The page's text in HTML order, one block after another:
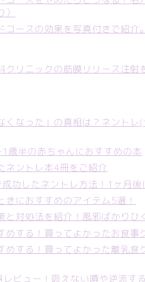
コースの効果を写真付きで紹介
クリニックの筋膜リリース注
くなった」の真相は？ネント
歳半の赤ちゃんにおすすめの本
ネントレ本4冊をご紹介
成功したネントレ方法！1ヶ月後
におすすめのアイテム5選！
と対処法を紹介！風邪ばかりひ
めする！買ってよかったお食事
めする！買ってよかった離乳食
ビュー！吸えない噂や逆流す